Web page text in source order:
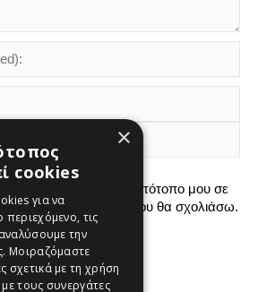
μου, email, και τον ιστότοπο μου σε
την επόμενη φορά που θα σχολιάσω.
×
cookies
για να
περιεχόμενο, τις
την
Μοιραζόμαστε
σχετικά με τη χρήση
τους συνεργάτες